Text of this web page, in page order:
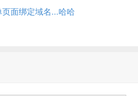
面绑定域名...哈哈